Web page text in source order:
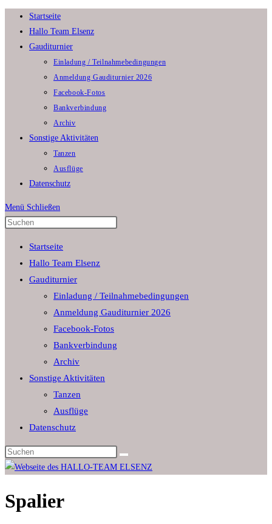
Zum
Inhalt
springen
Startseite
Hallo Team Elsenz
Gauditurnier
Einladung / Teilnahmebedingungen
Anmeldung Gauditurnier 2026
Facebook-Fotos
Bankverbindung
Archiv
Sonstige Aktivitäten
Tanzen
Ausflüge
Datenschutz
Menü Schließen
search
panel.
Startseite
Hallo Team Elsenz
Gauditurnier
Einladung / Teilnahmebedingungen
Anmeldung Gauditurnier 2026
Facebook-Fotos
Bankverbindung
Archiv
Sonstige Aktivitäten
Tanzen
Ausflüge
Datenschutz
Diese
Website
Spalier